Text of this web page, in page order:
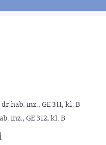
hab. inż., GE 311, kl. B
inż., GE 312, kl. B